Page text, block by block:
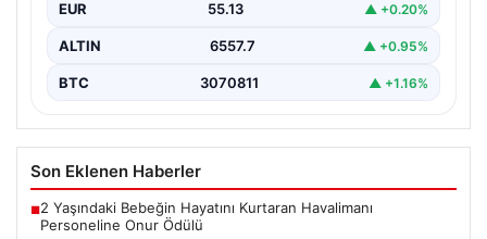
EUR 55.13 ▲ +0.20%
ALTIN 6557.7 ▲ +0.95%
BTC 3070811 ▲ +1.16%
Son Eklenen Haberler
■2 Yaşındaki Bebeğin Hayatını Kurtaran Havalimanı
Personeline Onur Ödülü